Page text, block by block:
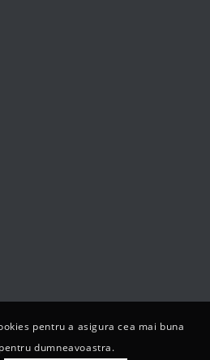
pentru a asigura cea mai buna
dumneavoastra.